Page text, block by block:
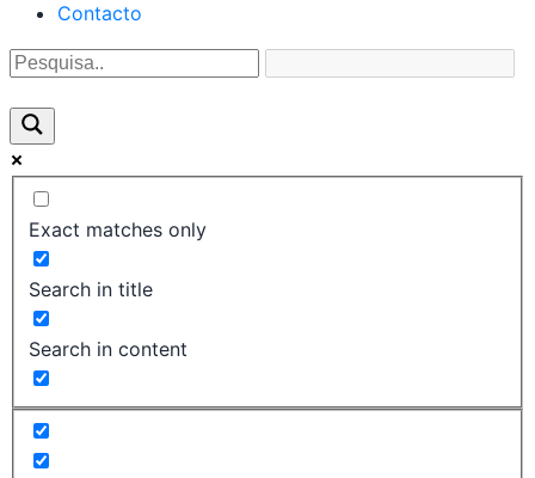
Contacto
Exact matches only
Search in title
Search in content